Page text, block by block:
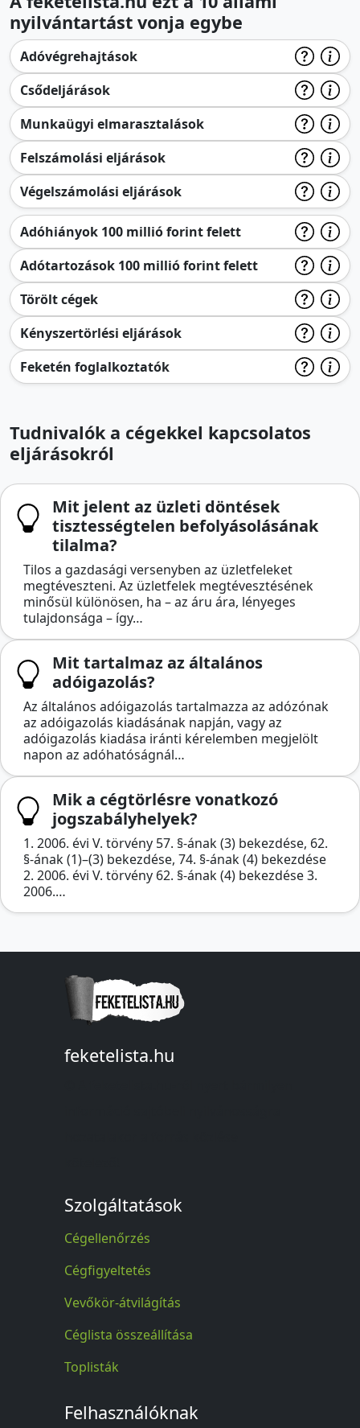
nyilvántartást vonja egybe
Adóvégrehajtások
Csődeljárások
Munkaügyi elmarasztalások
Felszámolási eljárások
Végelszámolási eljárások
Adóhiányok 100 millió forint felett
Adótartozások 100 millió forint felett
Törölt cégek
Kényszertörlési eljárások
Feketén foglalkoztatók
Tudnivalók a cégekkel kapcsolatos
eljárásokról
Mit jelent az üzleti döntések
tisztességtelen befolyásolásának
tilalma?
Tilos a gazdasági versenyben az üzletfeleket
megtéveszteni. Az üzletfelek megtévesztésének
minősül különösen, ha – az áru ára, lényeges
tulajdonsága – így…
Mit tartalmaz az általános
adóigazolás?
Az általános adóigazolás tartalmazza az adózónak
az adóigazolás kiadásának napján, vagy az
adóigazolás kiadása iránti kérelemben megjelölt
napon az adóhatóságnál…
Mik a cégtörlésre vonatkozó
jogszabályhelyek?
1. 2006. évi V. törvény 57. §-ának (3) bekezdése, 62.
§-ának (1)–(3) bekezdése, 74. §-ának (4) bekezdése
2. 2006. évi V. törvény 62. §-ának (4) bekezdése 3.
2006.…
feketelista.hu
Szolgáltatások
Cégellenőrzés
Cégfigyeltetés
Vevőkör-átvilágítás
Céglista összeállítása
Toplisták
Felhasználóknak